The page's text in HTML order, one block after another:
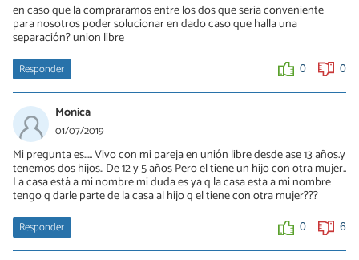
en caso que la compraramos entre los dos que seria conveniente
para nosotros poder solucionar en dado caso que halla una
separación? union libre
Responder 0 0
Monica
01/07/2019
Mi pregunta es..... Vivo con mi pareja en unión libre desde ase 13 años.y
tenemos dos hijos.. De 12 y 5 años Pero el tiene un hijo con otra mujer..
La casa está a mi nombre mi duda es ya q la casa esta a mi nombre
tengo q darle parte de la casa al hijo q el tiene con otra mujer???
Responder 0 6